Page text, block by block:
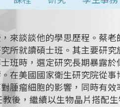
來談談他的學思歷程。蔡
所就讀碩士班。其主要研
班時，選定研究長期暴露
在美國國家衛生研究院從
腫瘤細胞的影響，同時有
後，繼續以生物晶片搭配